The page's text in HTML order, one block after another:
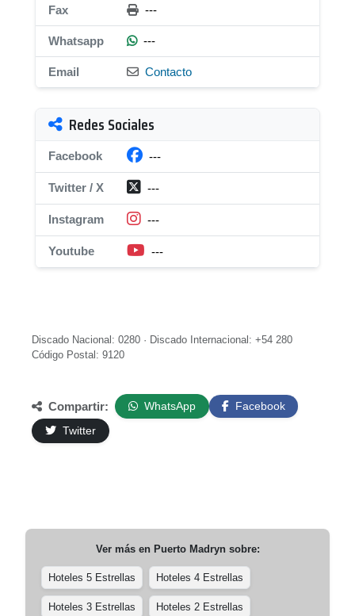
Fax ---
Whatsapp ---
Email Contacto
Redes Sociales
Facebook ---
Twitter / X ---
Instagram ---
Youtube ---
Discado Nacional: 0280 · Discado Internacional: +54 280
Código Postal: 9120
Compartir: WhatsApp
Facebook
Twitter
Ver más en Puerto Madrynsobre:
Hoteles 5 Estrellas Hoteles 4 Estrellas
Hoteles 3 Estrellas Hoteles 2 Estrellas